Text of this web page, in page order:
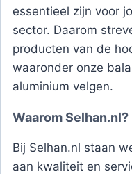
essentieel zijn voor
sector. Daarom
producten van de
waaronder onze
aluminium velgen.
Waarom Selhan.nl?
Bij Selhan.nl staan
aan kwaliteit en